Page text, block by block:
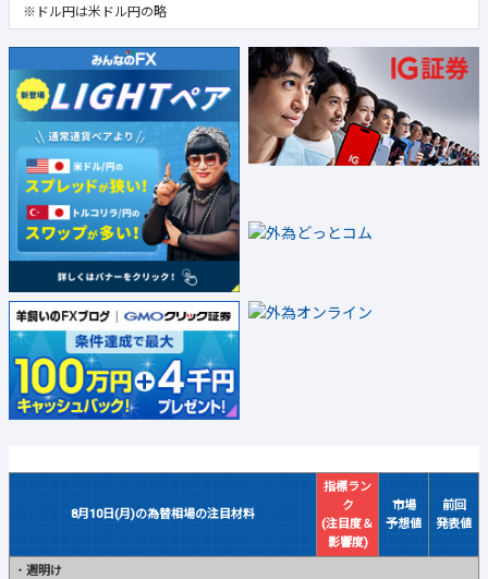
※ドル円は米ドル円の略
8月10日(月)の為替相場の注目材料
指標ラン
ク
(注目度＆
影響度)
市場
予想値
前回
発表値
・ 週明け